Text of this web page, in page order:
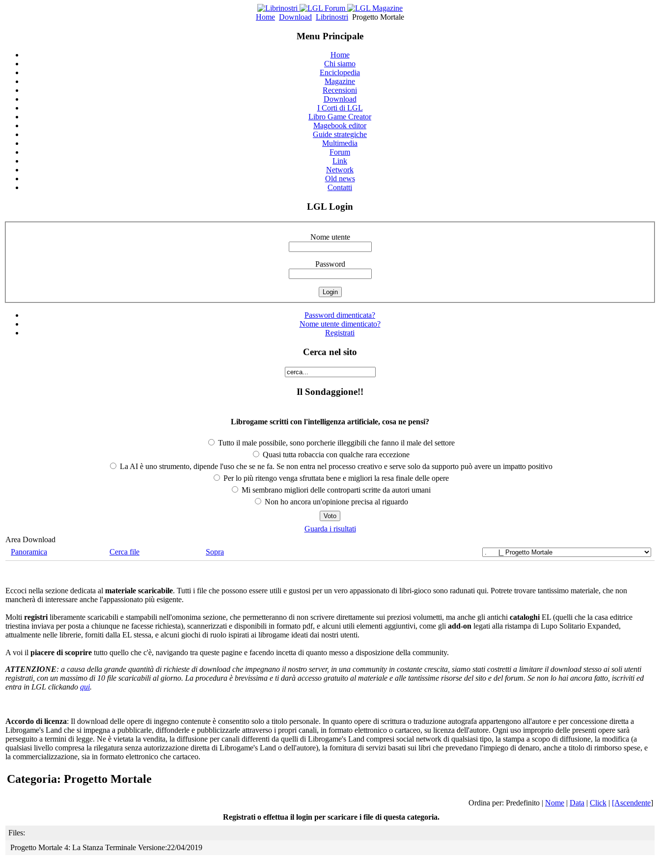
Home Download Librinostri Progetto Mortale
Menu Principale
Home
Chi siamo
Enciclopedia
Magazine
Recensioni
Download
I Corti di LGL
Libro Game Creator
Magebook editor
Guide strategiche
Multimedia
Forum
Link
Network
Old news
Contatti
LGL Login
Nome utente
Password
Password dimenticata?
Nome utente dimenticato?
Registrati
Cerca nel sito
Il Sondaggione!!
Librogame scritti con l'intelligenza artificiale, cosa ne pensi?
Tutto il male possibile, sono porcherie illeggibili che fanno il male del settore
Quasi tutta robaccia con qualche rara eccezione
La AI è uno strumento, dipende l'uso che se ne fa. Se non entra nel processo creativo e serve solo da supporto può avere un impatto positivo
Per lo più ritengo venga sfruttata bene e migliori la resa finale delle opere
Mi sembrano migliori delle controparti scritte da autori umani
Non ho ancora un'opinione precisa al riguardo
Guarda i risultati
Area Download
Panoramica
Cerca file Sopra
Eccoci nella sezione dedicata al materiale scaricabile. Tutti i file che possono essere utili e gustosi per un vero appassionato di libri-gioco sono radunati qui. Potrete trovare tantissimo materiale, che non
mancherà di interessare anche l'appassionato più esigente.
Molti registri liberamente scaricabili e stampabili nell'omonima sezione, che permetteranno di non scrivere direttamente sui preziosi volumetti, ma anche gli antichi cataloghi EL (quelli che la casa editrice
triestina inviava per posta a chiunque ne facesse richiesta), scannerizzati e disponibili in formato pdf, e alcuni utili elementi aggiuntivi, come gli add-on legati alla ristampa di Lupo Solitario Expanded,
attualmente nelle librerie, forniti dalla EL stessa, e alcuni giochi di ruolo ispirati ai librogame ideati dai nostri utenti.
A voi il piacere di scoprire tutto quello che c'è, navigando tra queste pagine e facendo incetta di quanto messo a disposizione della community.
ATTENZIONE: a causa della grande quantità di richieste di download che impegnano il nostro server, in una community in costante crescita, siamo stati costretti a limitare il download stesso ai soli utenti
registrati, con un massimo di 10 file scaricabili al giorno. La procedura è brevissima e ti darà accesso gratuito al materiale e alle tantissime risorse del sito e del forum. Se non lo hai ancora fatto, iscriviti ed
entra in LGL clickando qui.
Accordo di licenza: Il download delle opere di ingegno contenute è consentito solo a titolo personale. In quanto opere di scrittura o traduzione autografa appartengono all'autore e per concessione diretta a
Librogame's Land che si impegna a pubblicarle, diffonderle e pubblicizzarle attraverso i propri canali, in formato elettronico o cartaceo, su licenza dell'autore. Ogni uso improprio delle presenti opere sarà
perseguito a termini di legge. Ne è vietata la vendita, la diffusione per canali differenti da quelli di Librogame's Land compresi social network di qualsiasi tipo, la stampa a scopo di diffusione, la modifica (a
qualsiasi livello compresa la rilegatura senza autorizzazione diretta di Librogame's Land o dell'autore), la fornitura di servizi basati sui libri che prevedano l'impiego di denaro, anche a titolo di rimborso spese, e
la commercializzazione, sia in formato elettronico che cartaceo.
Categoria: Progetto Mortale
Ordina per: Predefinito | Nome | Data | Click | [Ascendente]
Registrati o effettua il login per scaricare i file di questa categoria.
Files:
Progetto Mortale 4: La Stanza Terminale Versione:22/04/2019